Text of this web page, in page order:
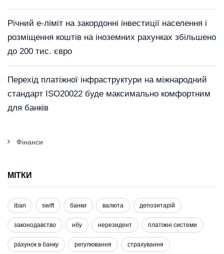
Річний е-ліміт на закордонні інвестиції населення і
розміщення коштів на іноземних рахунках збільшено
до 200 тис. євро
Перехід платіжної інфраструктури на міжнародний
стандарт ISO20022 буде максимально комфортним
для банків
Фінанси
МІТКИ
iban swift банки валюта депозитарій
законодавство нбу нерезидент платіжні системи
рахунок в банку регулювання страхування